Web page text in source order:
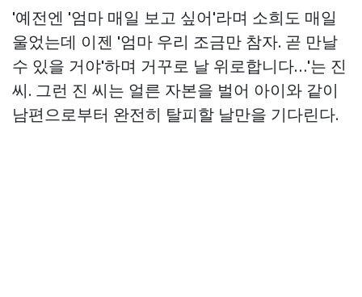
'예전엔 '엄마 매일 보고 싶어'라며 소희도 매일
울었는데 이젠 '엄마 우리 조금만 참자. 곧 만날
수 있을 거야'하며 거꾸로 날 위로합니다…'는 진
씨. 그런 진 씨는 얼른 자본을 벌어 아이와 같이
남편으로부터 완전히 탈피할 날만을 기다린다.